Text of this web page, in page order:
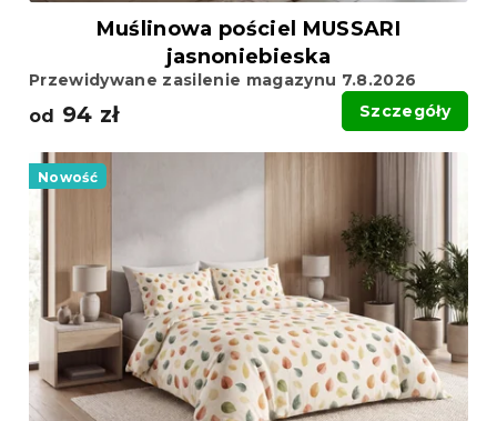
Muślinowa pościel MUSSARI
jasnoniebieska
Przewidywane zasilenie magazynu 7.8.2026
od 94 zł Szczegóły
Nowość